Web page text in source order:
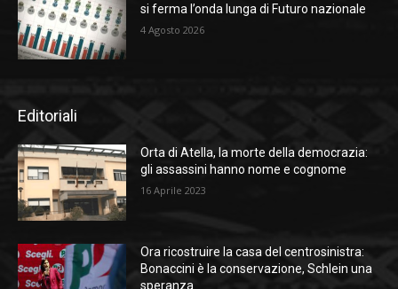
si ferma l’onda lunga di Futuro nazionale
4 Agosto 2026
Editoriali
Orta di Atella, la morte della democrazia:
gli assassini hanno nome e cognome
16 Aprile 2023
Ora ricostruire la casa del centrosinistra:
Bonaccini è la conservazione, Schlein una
speranza